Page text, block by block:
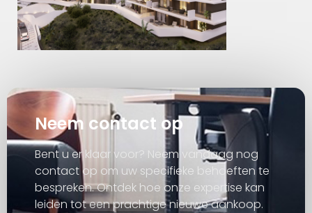
Neem contact op
Bent u er klaar voor? Neem vandaag nog
contact op om uw specifieke behoeften te
bespreken. Ontdek hoe onze expertise kan
leiden tot een prachtige nieuwe aankoop.